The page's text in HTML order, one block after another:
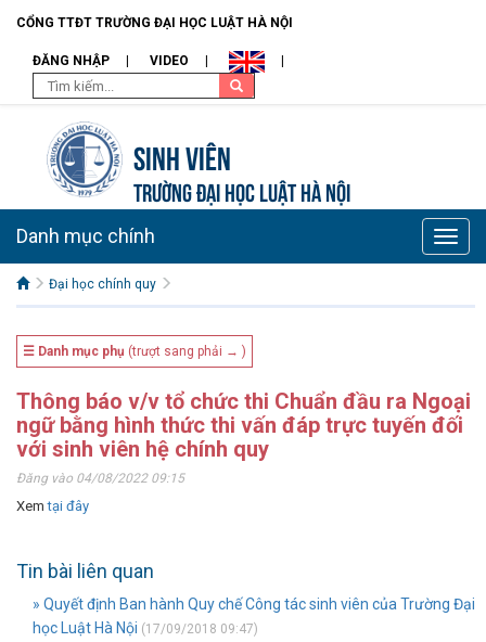
CỔNG TTĐT TRƯỜNG ĐẠI HỌC LUẬT HÀ NỘI
ĐĂNG NHẬP VIDEO
Sinh viên
TRƯỜNG ĐẠI HỌC LUẬT HÀ NỘI
Toggle
Danh mục chính
Đại học chính quy
☰ Danh mục phụ (trượt sang phải → )
Thông báo v/v tổ chức thi Chuẩn đầu ra Ngoại
ngữ bằng hình thức thi vấn đáp trực tuyến đối
với sinh viên hệ chính quy
Đăng vào 04/08/2022 09:15
Xemtại đây
Tin bài liên quan
» Quyết định Ban hành Quy chế Công tác sinh viên của Trường Đại
học Luật Hà Nội (17/09/2018 09:47)